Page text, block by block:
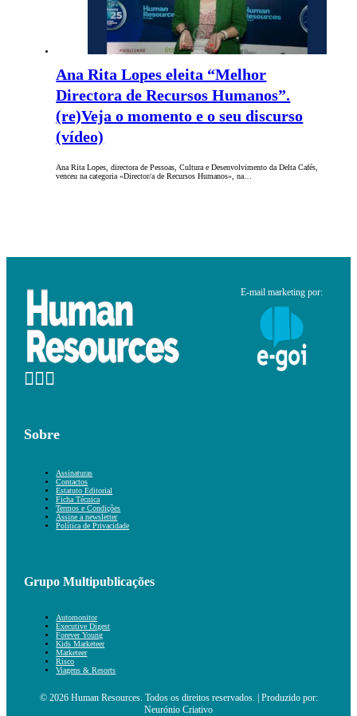
Ana Rita Lopes eleita “Melhor
Directora de Recursos Humanos”.
(re)Veja o momento e o seu discurso
(vídeo)
Ana Rita Lopes, directora de Pessoas, Cultura e Desenvolvimento da Delta Cafés,
venceu na categoria «Director/a de Recursos Humanos», na…
E-mail marketing por:
Sobre
Assinaturas
Contactos
Estatuto Editorial
Ficha Técnica
Termos e Condições
Assine a newsletter
Política de Privacidade
Grupo Multipublicações
Automonitor
Executive Digest
Forever Young
Kids Marketeer
Marketeer
Risco
Viagens & Resorts
© 2026 Human Resources. Todos os direitos reservados. | Produzido por:
Neurónio Criativo